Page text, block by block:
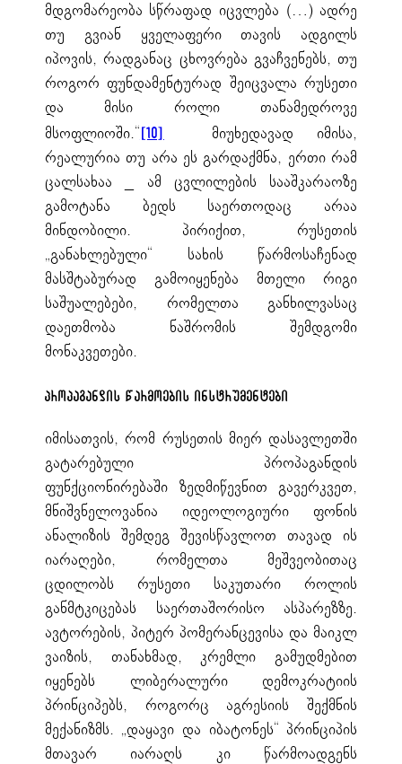
მდგომარეობა სწრაფად იცვლება (…) ადრე
თუ გვიან ყველაფერი თავის ადგილს
იპოვის, რადგანაც ცხოვრება გვაჩვენებს, თუ
როგორ ფუნდამენტურად შეიცვალა რუსეთი
და მისი როლი თანამედროვე
მსოფლიოში.“ [10]
მიუხედავად იმისა,
რეალურია თუ არა ეს გარდაქმნა, ერთი რამ
ცალსახაა _ ამ ცვლილების სააშკარაოზე
გამოტანა ბედს საერთოდაც არაა
მინდობილი. პირიქით, რუსეთის
„განახლებული“ სახის წარმოსაჩენად
მასშტაბურად გამოიყენება მთელი რიგი
საშუალებები, რომელთა განხილვასაც
დაეთმობა ნაშრომის შემდგომი
მონაკვეთები.
პროპაგანდის წარმოების ინსტრუმენტები
იმისათვის, რომ რუსეთის მიერ დასავლეთში
გატარებული პროპაგანდის
ფუნქციონირებაში ზედმიწევნით გავერკვეთ,
მნიშვნელოვანია იდეოლოგიური ფონის
ანალიზის შემდეგ შევისწავლოთ თავად ის
იარაღები, რომელთა მეშვეობითაც
ცდილობს რუსეთი საკუთარი როლის
განმტკიცებას საერთაშორისო ასპარეზზე.
ავტორების, პიტერ პომერანცევისა და მაიკლ
ვაიზის, თანახმად, კრემლი გამუდმებით
იყენებს ლიბერალური დემოკრატიის
პრინციპებს, როგორც აგრესიის შექმნის
მექანიზმს. „დაყავი და იბატონეს“ პრინციპის
მთავარ იარაღს კი წარმოადგენს